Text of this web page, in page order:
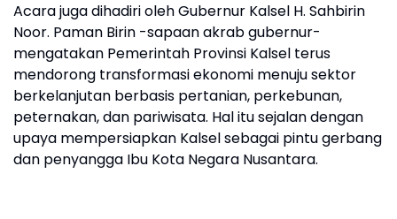
Acara juga dihadiri oleh Gubernur Kalsel H. Sahbirin
Noor. Paman Birin -sapaan akrab gubernur-
mengatakan Pemerintah Provinsi Kalsel terus
mendorong transformasi ekonomi menuju sektor
berkelanjutan berbasis pertanian, perkebunan,
peternakan, dan pariwisata. Hal itu sejalan dengan
upaya mempersiapkan Kalsel sebagai pintu gerbang
dan penyangga Ibu Kota Negara Nusantara.